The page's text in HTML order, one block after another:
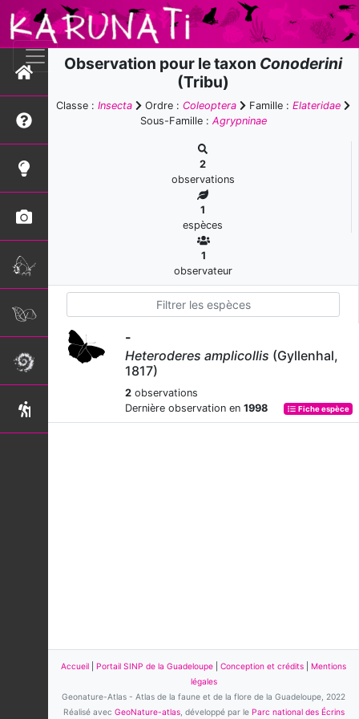
Observation pour le taxon Conoderini
(Tribu)
Classe : Insecta Ordre : Coleoptera Famille : Elateridae
Sous-Famille : Agrypninae
2
observations
1
espèces
1
observateur
-
Heteroderes amplicollis (Gyllenhal,
1817)
2 observations
Dernière observation en 1998 Fiche espèce
Accueil Portail SINP de la Guadeloupe Conception et crédits
Mentions
légales
Geonature-Atlas - Atlas de la faune et de la flore de la Guadeloupe, 2022
Réalisé avec GeoNature-atlas, développé par le Parc national des Écrins